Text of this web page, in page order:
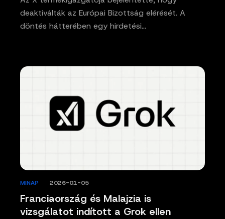
deaktiválták az Európai Bizottság elérését. A
döntés hátterében egy hirdetési…
Franciaország és Malajzia is
vizsgálatot indított a Grok ellen
MINAP 2026-01-05